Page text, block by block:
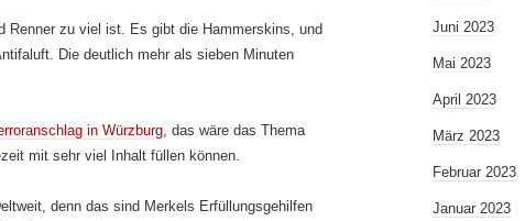
Renner zu viel ist. Es gibt die Hammerskins, und
Die deutlich mehr als sieben Minuten
in Würzburg , das wäre das Thema
mit sehr viel Inhalt füllen können.
denn das sind Merkels Erfüllungsgehilfen
Juni 2023
Mai 2023
April 2023
März 2023
Februar 2023
Januar 2023